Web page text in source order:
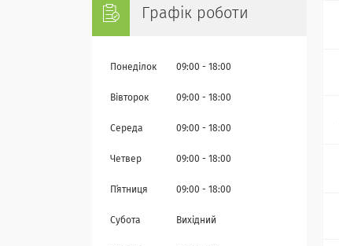
Графік роботи
Понеділок 09:00 18:00
Вівторок 09:00 18:00
Середа 09:00 18:00
Четвер 09:00 18:00
Пʼятниця 09:00 18:00
Субота Вихідний